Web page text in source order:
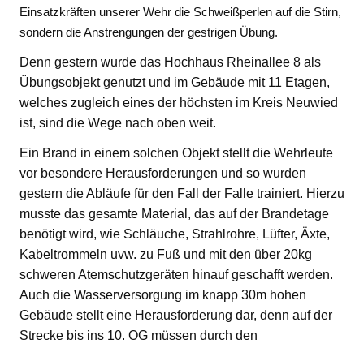
Einsatzkräften unserer Wehr die Schweißperlen auf die Stirn,
sondern die Anstrengungen der gestrigen Übung.
Denn gestern wurde das Hochhaus Rheinallee 8 als
Übungsobjekt genutzt und im Gebäude mit 11 Etagen,
welches zugleich eines der höchsten im Kreis Neuwied
ist, sind die Wege nach oben weit.
Ein Brand in einem solchen Objekt stellt die Wehrleute
vor besondere Herausforderungen und so wurden
gestern die Abläufe für den Fall der Falle trainiert. Hierzu
musste das gesamte Material, das auf der Brandetage
benötigt wird, wie Schläuche, Strahlrohre, Lüfter, Äxte,
Kabeltrommeln uvw. zu Fuß und mit den über 20kg
schweren Atemschutzgeräten hinauf geschafft werden.
Auch die Wasserversorgung im knapp 30m hohen
Gebäude stellt eine Herausforderung dar, denn auf der
Strecke bis ins 10. OG müssen durch den